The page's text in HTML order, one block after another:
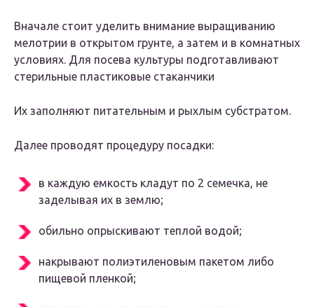
Вначале стоит уделить внимание выращиванию
мелотрии в открытом грунте, а затем и в комнатных
условиях. Для посева культуры подготавливают
стерильные пластиковые стаканчики
Их заполняют питательным и рыхлым субстратом.
Далее проводят процедуру посадки:
в каждую емкость кладут по 2 семечка, не
заделывая их в землю;
обильно опрыскивают теплой водой;
накрывают полиэтиленовым пакетом либо
пищевой пленкой;